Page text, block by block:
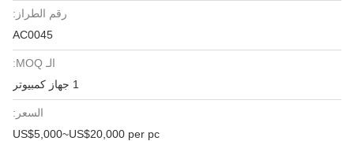
رقم الطراز:
AC0045
الـ MOQ:
السعر:
US$5,000~US$20,000 per pc